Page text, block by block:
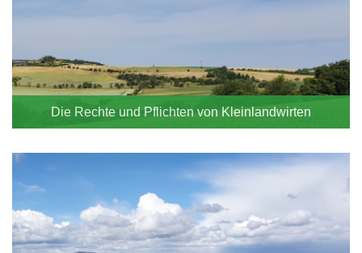
Die Rechte und Pflichten von Kleinlandwirten